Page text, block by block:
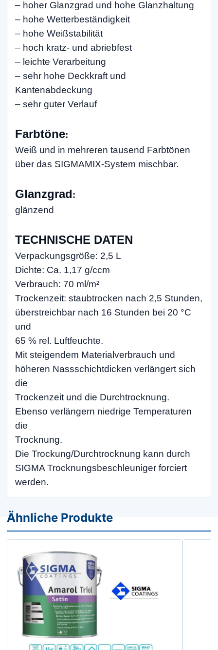
– hoher Glanzgrad und hohe Glanzhaltung
– hohe Wetterbeständigkeit
– hohe Weißstabilität
– hoch kratz- und abriebfest
– leichte Verarbeitung
– sehr hohe Deckkraft und
Kantenabdeckung
– sehr guter Verlauf
Farbtöne:
Weiß und in mehreren tausend Farbtönen
über das SIGMAMIX-System mischbar.
Glanzgrad:
glänzend
TECHNISCHE DATEN
Verpackungsgröße: 2,5 L
Dichte: Ca. 1,17 g/ccm
Verbrauch: 70 ml/m²
Trockenzeit: staubtrocken nach 2,5 Stunden,
überstreichbar nach 16 Stunden bei 20 °C
und
65 % rel. Luftfeuchte.
Mit steigendem Materialverbrauch und
höheren Nassschichtdicken verlängert sich
die
Trockenzeit und die Durchtrocknung.
Ebenso verlängern niedrige Temperaturen
die
Trocknung.
Die Trockung/Durchtrocknung kann durch
SIGMA Trocknungsbeschleuniger forciert
werden.
Ähnliche Produkte